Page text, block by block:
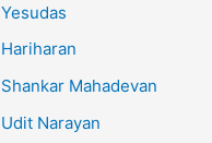
Yesudas
Hariharan
Shankar Mahadevan
Udit Narayan